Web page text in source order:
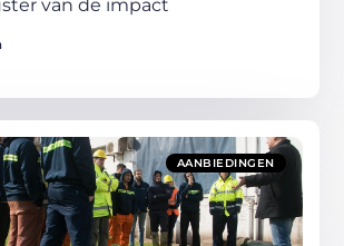
van de impact
AANBIEDINGEN